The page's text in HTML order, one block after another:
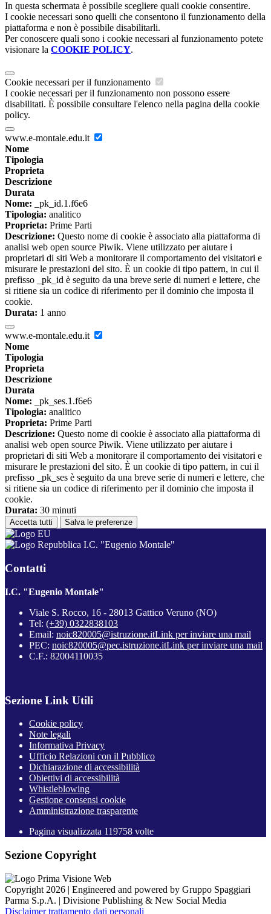
In questa schermata è possibile scegliere quali cookie consentire.
I cookie necessari sono quelli che consentono il funzionamento della
piattaforma e non è possibile disabilitarli.
Per conoscere quali sono i cookie necessari al funzionamento potete
visionare la COOKIE POLICY.
Cookie necessari per il funzionamento
I cookie necessari per il funzionamento non possono essere
disabilitati. È possibile consultare l'elenco nella pagina della cookie
policy.
www.e-montale.edu.it
Nome
Tipologia
Proprieta
Descrizione
Durata
Nome: _pk_id.1.f6e6
Tipologia: analitico
Proprieta: Prime Parti
Descrizione: Questo nome di cookie è associato alla piattaforma di
analisi web open source Piwik. Viene utilizzato per aiutare i
proprietari di siti Web a monitorare il comportamento dei visitatori e
misurare le prestazioni del sito. È un cookie di tipo pattern, in cui il
prefisso _pk_id è seguito da una breve serie di numeri e lettere, che
si ritiene sia un codice di riferimento per il dominio che imposta il
cookie.
Durata: 1 anno
www.e-montale.edu.it
Nome
Tipologia
Proprieta
Descrizione
Durata
Nome: _pk_ses.1.f6e6
Tipologia: analitico
Proprieta: Prime Parti
Descrizione: Questo nome di cookie è associato alla piattaforma di
analisi web open source Piwik. Viene utilizzato per aiutare i
proprietari di siti Web a monitorare il comportamento dei visitatori e
misurare le prestazioni del sito. È un cookie di tipo pattern, in cui il
prefisso _pk_ses è seguito da una breve serie di numeri e lettere, che
si ritiene sia un codice di riferimento per il dominio che imposta il
cookie.
Durata: 30 minuti
Accetta tutti Salva le preferenze
I.C. "Eugenio Montale"
Contatti
I.C. "Eugenio Montale"
Viale S. Rocco, 16 - 28013 Gattico Veruno (NO)
Tel: (+39) 0322838103
Email: noic820005@istruzione.itLink per inviare una mail
PEC: noic820005@pec.istruzione.itLink per inviare una mail
C.F.: 82004110035
Sezione Link Utili
Cookie policy
Note legali
Informativa Privacy
Ufficio Relazioni con il Pubblico
Dichiarazione di accessibilità
Obiettivi di accessibilità
Whistleblowing
Gestione consensi cookie
Amministrazione trasparente
Pagina visualizzata 119758 volte
Sezione Copyright
Copyright 2026 | Engineered and powered by Gruppo Spaggiari
Parma S.p.A. | Divisione Publishing & New Social Media
Disclaimer trattamento dati personali